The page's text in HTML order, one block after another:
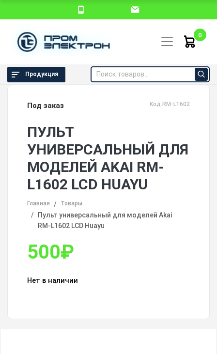
0
Продукция
Под заказ Код RM-L1602
ПУЛЬТ
УНИВЕРСАЛЬНЫЙ ДЛЯ
МОДЕЛЕЙ AKAI RM-
L1602 LCD HUAYU
Главная Товары
Пульт универсальный для моделей Akai
RM-L1602 LCD Huayu
500₽
Нет в наличии